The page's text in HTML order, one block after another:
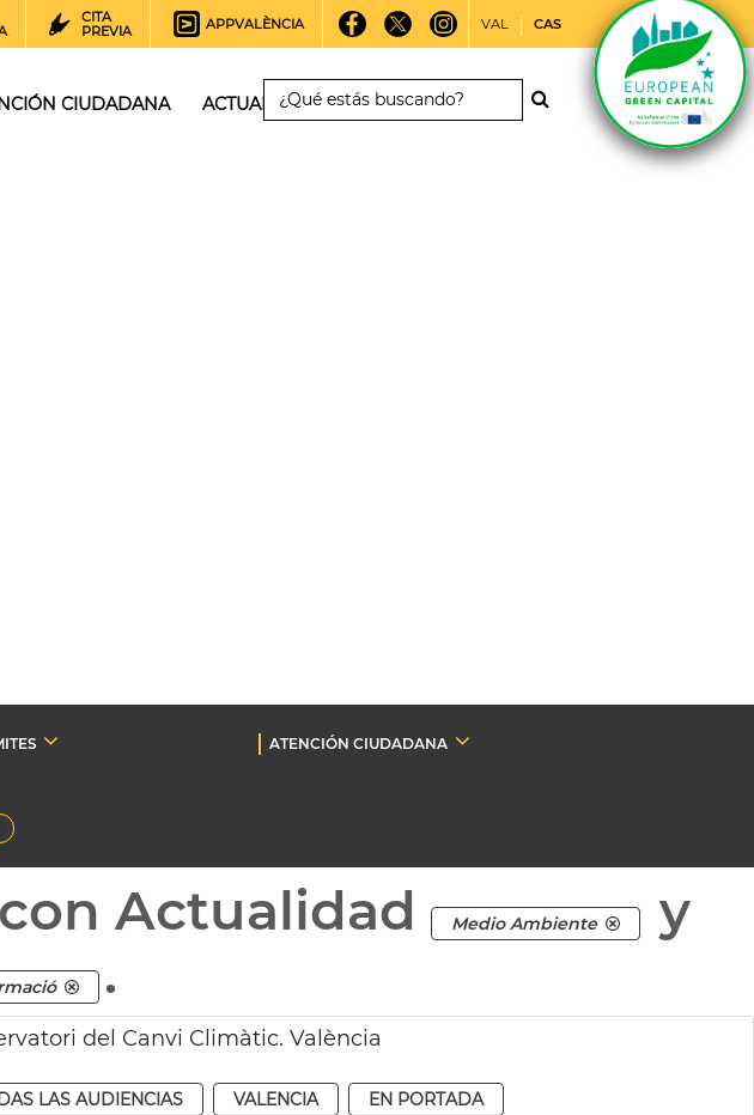
CITA
PREVIA
APPVALÈNCIA VAL CAS
CIUDADANA ACTUALIDAD
ATENCIÓN CIUDADANA
Actualidad Medio Ambiente
y
.
del Canvi Climàtic. València
LAS AUDIENCIAS VALENCIA
EN PORTADA